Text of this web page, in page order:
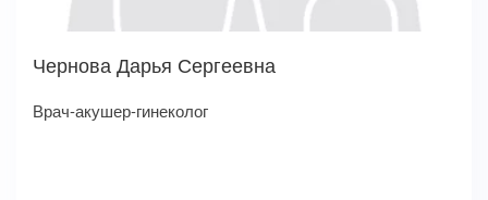
Чернова Дарья Сергеевна
Врач-акушер-гинеколог